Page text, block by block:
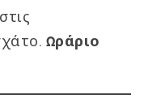
Ωράριο